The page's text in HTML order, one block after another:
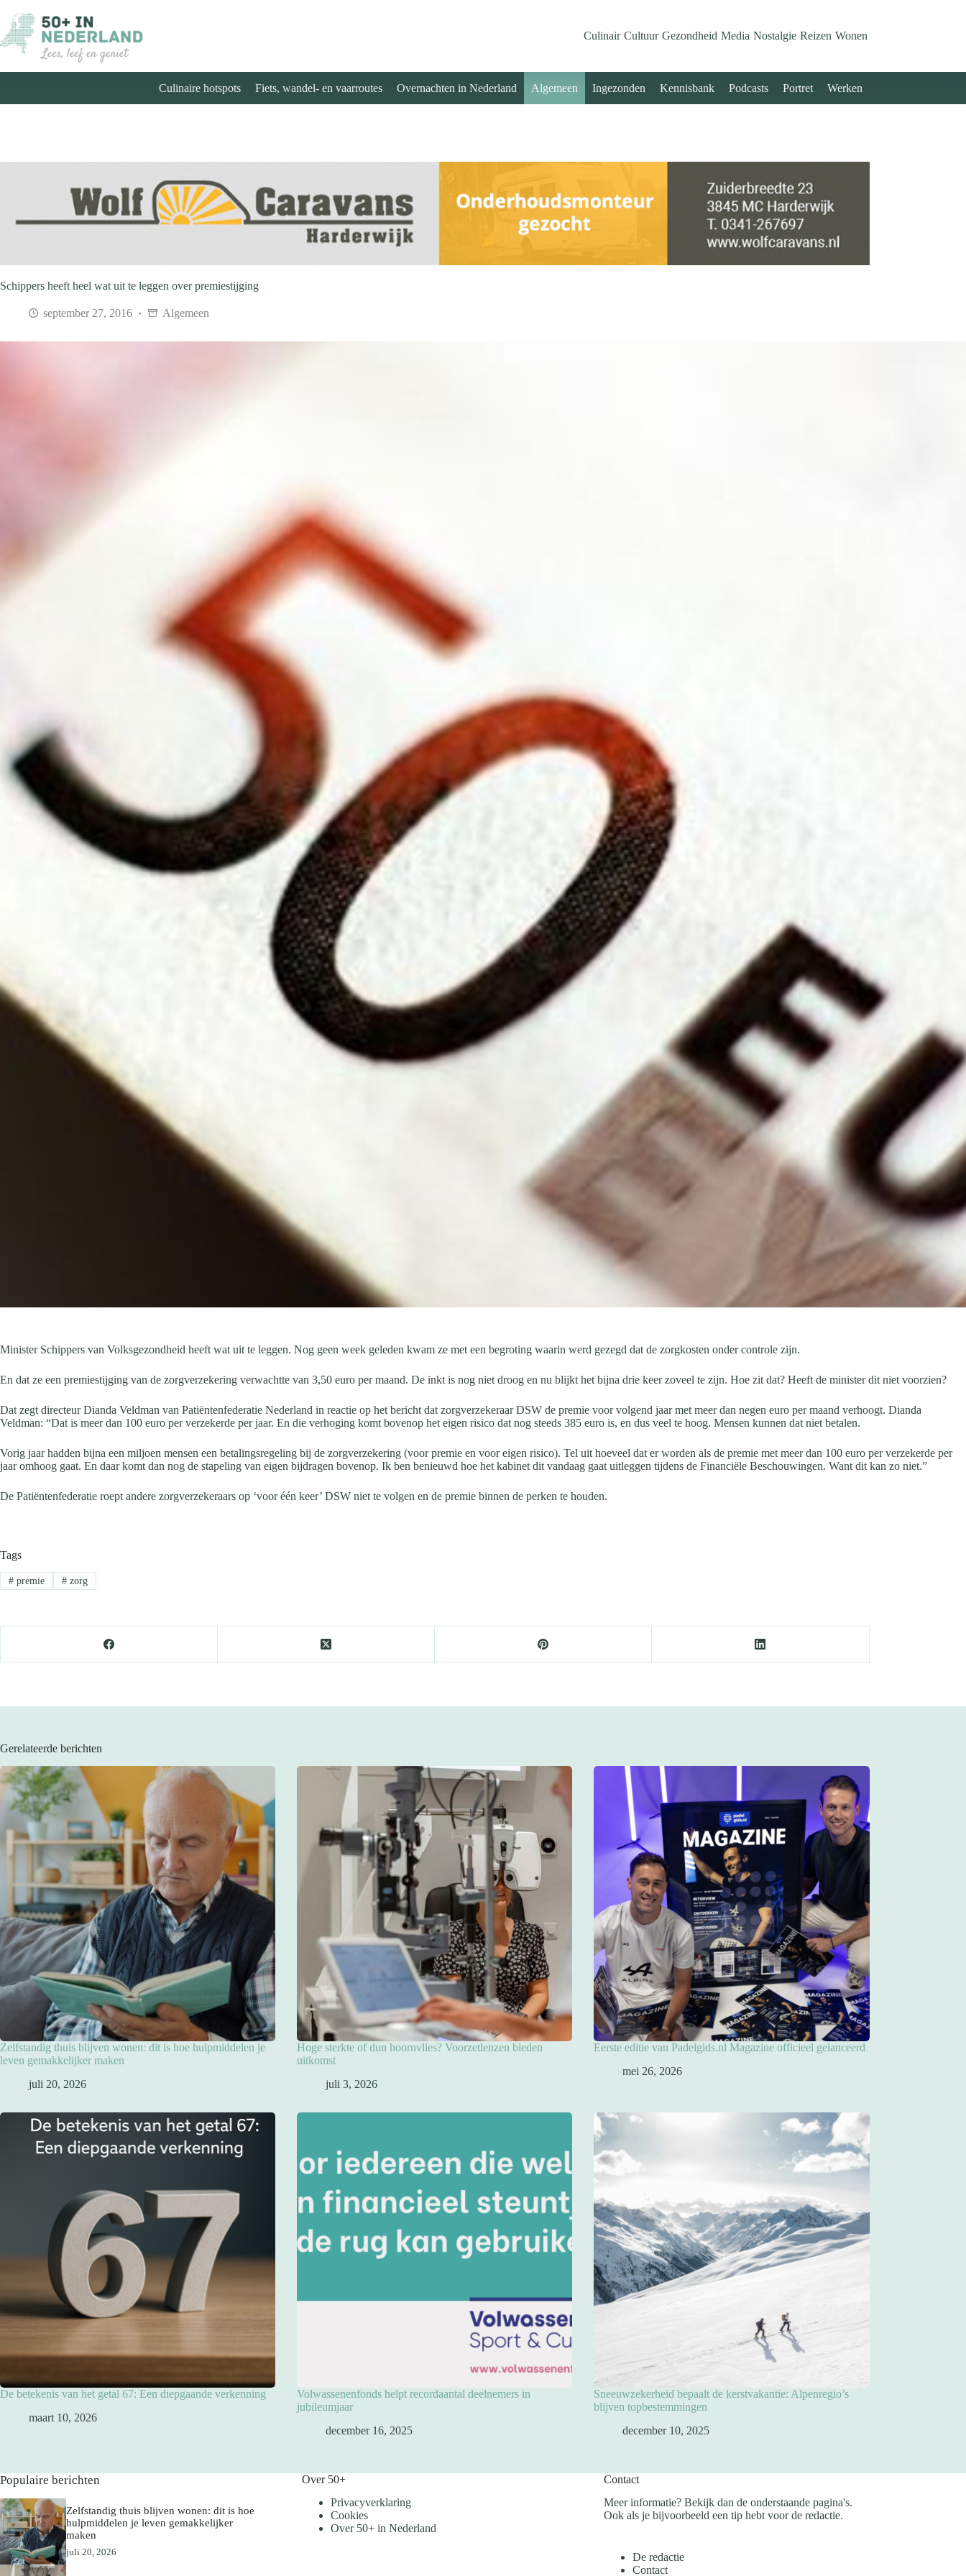
naar
de
inhoud
Culinair Cultuur Gezondheid Media Nostalgie Reizen Wonen
Culinaire hotspots Fiets, wandel- en vaarroutes Overnachten in Nederland Algemeen Ingezonden Kennisbank Podcasts Portret Werken
Schippers heeft heel wat uit te leggen over premiestijging
september 27, 2016 Algemeen
Minister Schippers van Volksgezondheid heeft wat uit te leggen. Nog geen week geleden kwam ze met een begroting waarin werd gezegd dat de zorgkosten onder controle zijn.
En dat ze een premiestijging van de zorgverzekering verwachtte van 3,50 euro per maand. De inkt is nog niet droog en nu blijkt het bijna drie keer zoveel te zijn. Hoe zit dat? Heeft de minister dit niet voorzien?
Dat zegt directeur Dianda Veldman van Patiëntenfederatie Nederland in reactie op het bericht dat zorgverzekeraar DSW de premie voor volgend jaar met meer dan negen euro per maand verhoogt. Dianda
Veldman: “Dat is meer dan 100 euro per verzekerde per jaar. En die verhoging komt bovenop het eigen risico dat nog steeds 385 euro is, en dus veel te hoog. Mensen kunnen dat niet betalen.
Vorig jaar hadden bijna een miljoen mensen een betalingsregeling bij de zorgverzekering (voor premie en voor eigen risico). Tel uit hoeveel dat er worden als de premie met meer dan 100 euro per verzekerde per
jaar omhoog gaat. En daar komt dan nog de stapeling van eigen bijdragen bovenop. Ik ben benieuwd hoe het kabinet dit vandaag gaat uitleggen tijdens de Financiële Beschouwingen. Want dit kan zo niet.”
De Patiëntenfederatie roept andere zorgverzekeraars op ‘voor één keer’ DSW niet te volgen en de premie binnen de perken te houden.
Tags
#premie #zorg
Gerelateerde berichten
Zelfstandig thuis blijven wonen: dit is hoe hulpmiddelen je
leven gemakkelijker maken
juli 20, 2026
Hoge sterkte of dun hoornvlies? Voorzetlenzen bieden
uitkomst
juli 3, 2026
Eerste editie van Padelgids.nl Magazine officieel gelanceerd
mei 26, 2026
De betekenis van het getal 67: Een diepgaande verkenning
maart 10, 2026
Volwassenenfonds helpt recordaantal deelnemers in
jubileumjaar
december 16, 2025
Sneeuwzekerheid bepaalt de kerstvakantie: Alpenregio’s
blijven topbestemmingen
december 10, 2025
Populaire berichten
Zelfstandig thuis blijven wonen: dit is hoe
hulpmiddelen je leven gemakkelijker
maken
juli 20, 2026
Over 50+
Privacyverklaring
Cookies
Over 50+ in Nederland
Contact
Meer informatie? Bekijk dan de onderstaande pagina's.
Ook als je bijvoorbeeld een tip hebt voor de redactie.
De redactie
Contact